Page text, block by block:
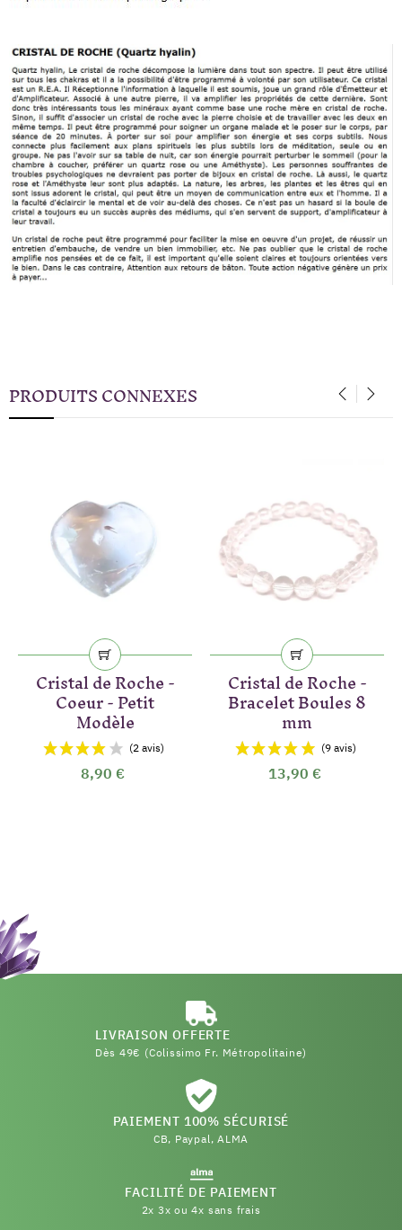
PRODUITS CONNEXES
Cristal de Roche -
Coeur - Petit
Modèle
8,90 €
Cristal de Roche -
Bracelet Boules 8
mm
13,90 €
LIVRAISON OFFERTE
Dès 49€ (Colissimo Fr. Métropolitaine)
PAIEMENT 100% SÉCURISÉ
CB, Paypal, ALMA
FACILITÉ DE PAIEMENT
2x 3x ou 4x sans frais